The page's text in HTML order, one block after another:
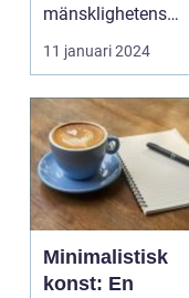
mänsklighetens
historia där konsten
nådde nya...
11 januari 2024
Minimalistisk
konst: En